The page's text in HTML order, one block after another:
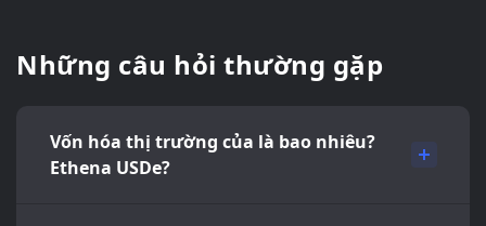
Những câu hỏi thường gặp
Vốn hóa thị trường của là bao nhiêu?
Ethena USDe?